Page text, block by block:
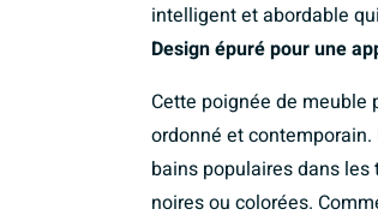
intelligent et abordable
Design épuré pour une
Cette poignée de
ordonné et
bains populaires dans
noires ou colorées.